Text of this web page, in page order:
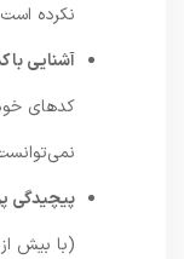
نکرده است.
آشنایی با کد:
کدهای خود
نمی‌توانست
پیچیدگی پروژه‌ها:
(با بیش از یک